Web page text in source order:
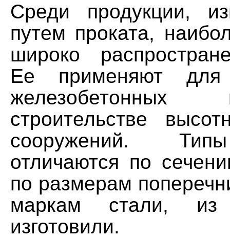
Среди продукции,
путем проката,
широко
Ее применяют для
строительстве
сооружений.
отличаются по
по размерам
маркам стали,
изготовили.